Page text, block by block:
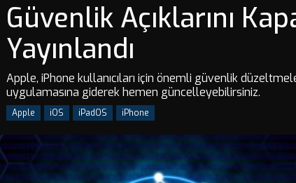
Güvenlik Açıklarını
Yayınlandı
Apple, iPhone kullanıcıları için önemli güvenlik
uygulamasına giderek hemen güncelleyebilirsiniz.
Apple iOS iPadOS iPhone